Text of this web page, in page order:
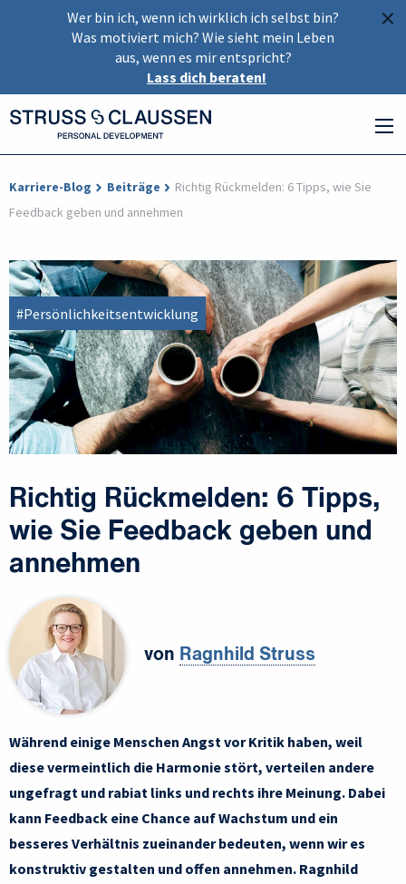
×
Wer bin ich, wenn ich wirklich ich selbst bin?
Was motiviert mich? Wie sieht mein Leben
aus, wenn es mir entspricht?
Lass dich beraten!
Karriere-Blog Beiträge
Richtig Rückmelden: 6 Tipps, wie Sie
Feedback geben und annehmen
#Persönlichkeitsentwicklung
Richtig Rückmelden: 6 Tipps,
wie Sie Feedback geben und
annehmen
von Ragnhild Struss
Während einige Menschen Angst vor Kritik haben, weil
diese vermeintlich die Harmonie stört, verteilen andere
ungefragt und rabiat links und rechts ihre Meinung. Dabei
kann Feedback eine Chance auf Wachstum und ein
besseres Verhältnis zueinander bedeuten, wenn wir es
konstruktiv gestalten und offen annehmen. Ragnhild